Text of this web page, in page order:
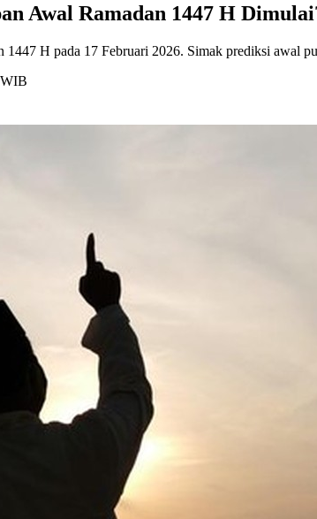
Awal Ramadan 1447 H
H pada 17 Februari 2026. Simak prediksi awal